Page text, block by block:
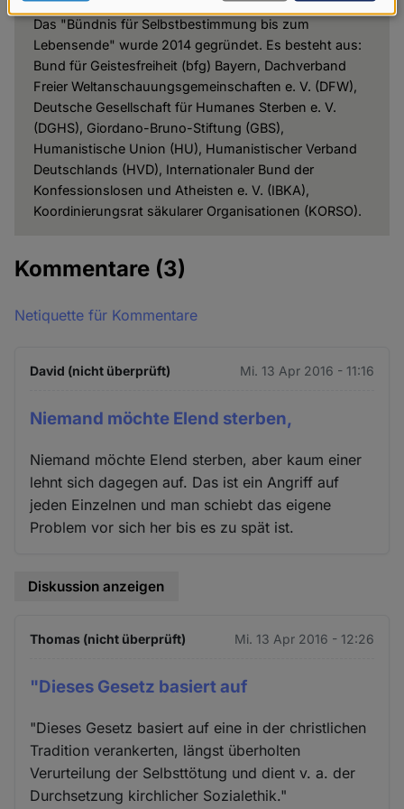
Das "Bündnis für Selbstbestimmung bis zum
Lebensende" wurde 2014 gegründet. Es besteht aus:
Bund für Geistesfreiheit (bfg) Bayern, Dachverband
Freier Weltanschauungsgemeinschaften e. V. (DFW),
Deutsche Gesellschaft für Humanes Sterben e. V.
(DGHS), Giordano-Bruno-Stiftung (GBS),
Humanistische Union (HU), Humanistischer Verband
Deutschlands (HVD), Internationaler Bund der
Konfessionslosen und Atheisten e. V. (IBKA),
Koordinierungsrat säkularer Organisationen (KORSO).
Kommentare (3)
Netiquette für Kommentare
David (nicht überprüft) Mi. 13 Apr 2016 - 11:16
Niemand möchte Elend sterben,
Niemand möchte Elend sterben, aber kaum einer
lehnt sich dagegen auf. Das ist ein Angriff auf
jeden Einzelnen und man schiebt das eigene
Problem vor sich her bis es zu spät ist.
Diskussion anzeigen
Thomas (nicht überprüft) Mi. 13 Apr 2016 - 12:26
"Dieses Gesetz basiert auf
"Dieses Gesetz basiert auf eine in der christlichen
Tradition verankerten, längst überholten
Verurteilung der Selbsttötung und dient v. a. der
Durchsetzung kirchlicher Sozialethik."
Daten
und
Cookies